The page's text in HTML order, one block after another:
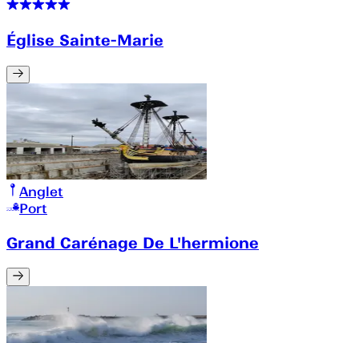
Église Sainte-Marie
Anglet
Port
Grand Carénage De L'hermione